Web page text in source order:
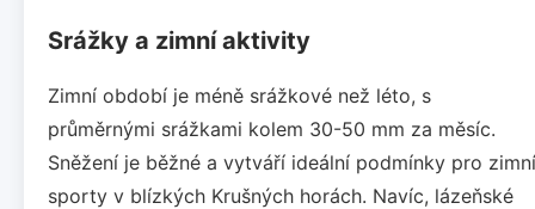
Srážky a zimní aktivity
Zimní období je méně srážkové než léto, s
průměrnými srážkami kolem 30-50 mm za měsíc.
Sněžení je běžné a vytváří ideální podmínky pro zimní
sporty v blízkých Krušných horách. Navíc, lázeňské